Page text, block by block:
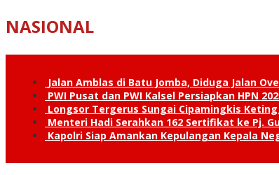
NASIONAL
Jalan Amblas di Batu Jomba, Diduga Jalan
PWI Pusat dan PWI Kalsel Persiapkan HPN
Longsor Tergerus Sungai Cipamingkis
Menteri Hadi Serahkan 162 Sertifikat ke Pj.
Kapolri Siap Amankan Kepulangan Kepala